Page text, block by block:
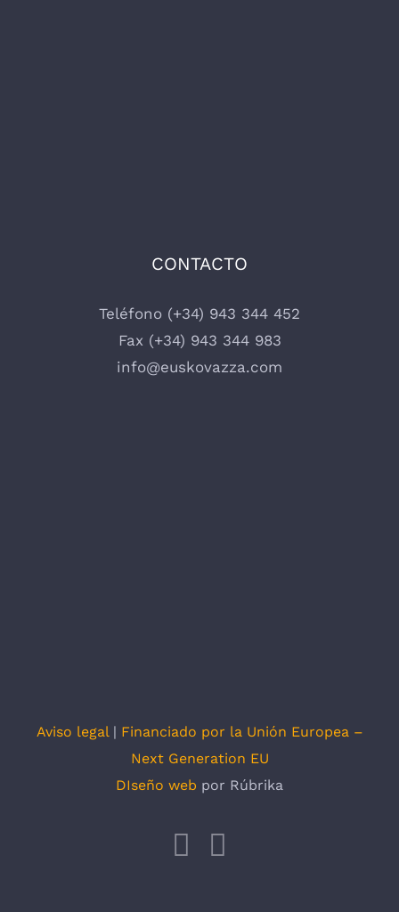
CONTACTO
Teléfono (+34) 943 344 452
Fax (+34) 943 344 983
info@euskovazza.com
Aviso legal | Financiado por la Unión Europea –
Next Generation EU
DIseño web por Rúbrika
Facebook